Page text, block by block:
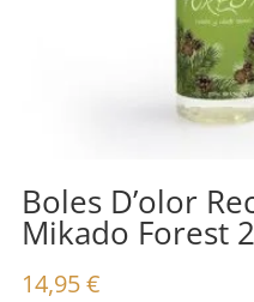
Boles D’olor
Mikado Forest
14,95€